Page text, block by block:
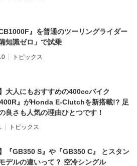
』を普通のツーリングライダー
知識ゼロ」で試乗
トピックス
】大人にもおすすめの400ccバイク
』がHonda E-Clutchを新搭載!? 足
良さも人気の理由ひとつです！
トピックス
】『GB350 S』や『GB350 C』 とスタン
デルの違いって？ 空冷シングル